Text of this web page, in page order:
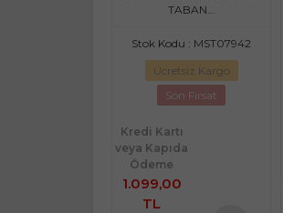
TABAN...
Stok Kodu : MST07942
Ücretsiz Kargo
Son Fırsat
Kredi Kartı
veya Kapıda
Ödeme
1.099,00
TL